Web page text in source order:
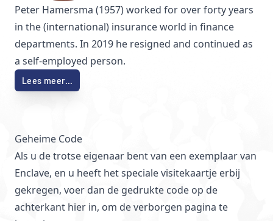
Peter Hamersma (1957) worked for over forty years
in the (international) insurance world in finance
departments. In 2019 he resigned and continued as
a self-employed person.
Lees meer…
Geheime Code
Als u de trotse eigenaar bent van een exemplaar van
Enclave, en u heeft het speciale visitekaartje erbij
gekregen, voer dan de gedrukte code op de
achterkant hier in, om de verborgen pagina te